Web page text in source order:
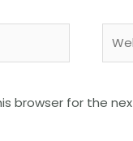
browser for the